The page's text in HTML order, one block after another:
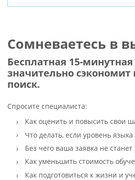
Сомневаетесь в
Бесплатная 15-
значительно сэкономит
поиск.
Спросите специалиста:
Как оценить и повысить свои
Что делать, если уровень
Без чего ваша заявка не
Как уменьшить стоимость
Как подготовиться к жизни и